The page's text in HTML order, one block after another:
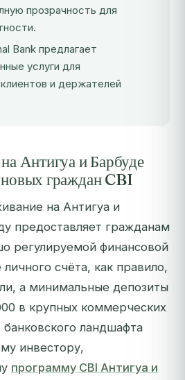
прозрачность для
Bank предлагает
услуги для
и держателей
Антигуа и Барбуде
граждан CBI
на Антигуа и
предоставляет гражданам
регулируемой финансовой
счёта, как правило,
а минимальные депозиты
в крупных коммерческих
ландшафта
инвестору,
программу CBI Антигуа и